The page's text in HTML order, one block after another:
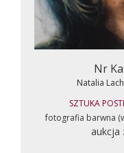
Nr
Natalia
SZTUKA
fotografia barwna
aukcja